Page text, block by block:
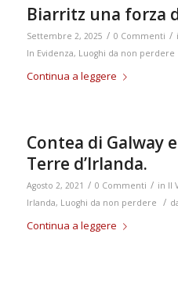
Biarritz una forza
Settembre 2, 2025 / 0 Commenti /
In Evidenza, Luoghi da non perdere
Continua a leggere
Contea di Galway
Terre d’Irlanda.
Agosto 2, 2021 / 0 Commenti / in Il
Irlanda, Luoghi da non perdere /
Continua a leggere